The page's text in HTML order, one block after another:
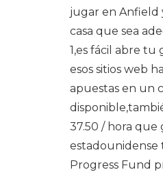
jugar en Anfield
casa que sea
1,es fácil abre
esos sitios web
apuestas en un
37.50 / hora que
estadounidense
Progress Fund